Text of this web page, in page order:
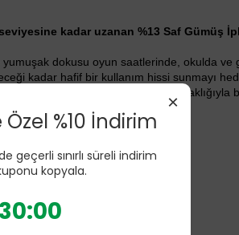
kadar uzanan %13 Saf Gümüş
dokusu oyun saatlerinde, okulda
kadar hafif bir kullanım hissi sunmayı
modal liflerin doğal yumuşaklığıyla
doğal konforu ön plana çıkarır.×
%10 İndirim
geçerli sınırlı süreli indirim
kopyala.
30:00